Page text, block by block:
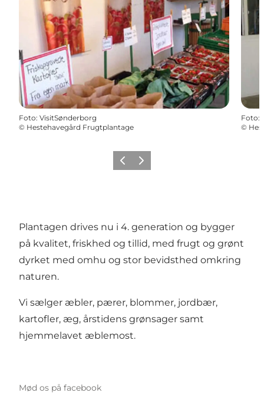
Foto: VisitSønderborg
© Hestehavegård Frugtplantage
Foto:
©
ForrigeNæste
Plantagen drives nu i 4. generation og bygger
på kvalitet, friskhed og tillid, med frugt og grønt
dyrket med omhu og stor bevidsthed omkring
naturen.
Vi sælger æbler, pærer, blommer, jordbær,
kartofler, æg, årstidens grønsager samt
hjemmelavet æblemost.
Mød os på facebook